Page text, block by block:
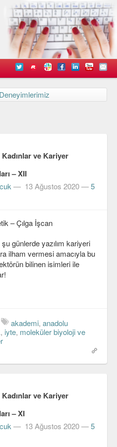
Kadınlar ve Kariyer
– XII
— 13 Ağustos 2020—5
– Çılga İşcan
günlerde yazılım kariyeri
ilham vermesi amacıyla bu
bilinen isimleri ile
akademi, anadolu
, iyte, moleküler biyoloji ve
Kadınlar ve Kariyer
– XI
— 13 Ağustos 2020—5